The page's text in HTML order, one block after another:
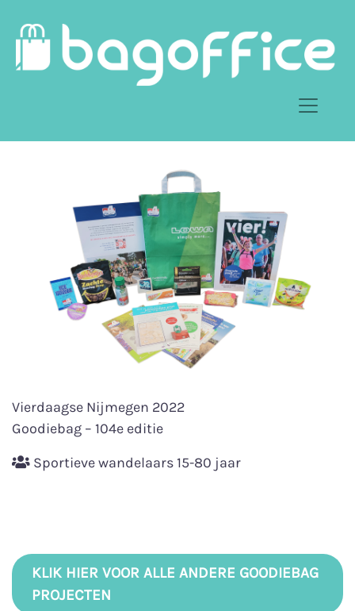
Vierdaagse Nijmegen 2022
Goodiebag – 104e editie
Sportieve wandelaars 15-80 jaar
KLIK HIER VOOR ALLE ANDERE GOODIEBAG
PROJECTEN